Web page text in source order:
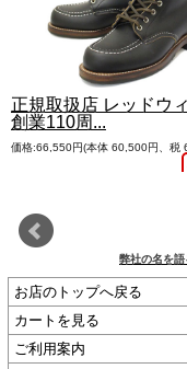
正規取扱店 レッドウ
創業110周...
価格:66,550円(本体 60,500円、税
弊社の名を語
お店のトップへ戻る
カートを見る
ご利用案内